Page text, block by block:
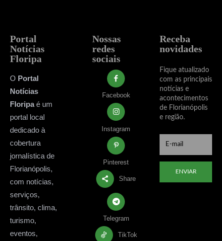
Portal
Notícias
Floripa
O Portal
Notícias
Floripaé um
portal local
dedicado à
cobertura
jornalística de
Florianópolis,
com notícias,
serviços,
trânsito, clima,
turismo,
eventos,
Nossas
redes
sociais
Facebook
Instagram
Pinterest
Share
Telegram
TikTok
Receba
novidades
Fique atualizado
com as principais
notícias e
acontecimentos
de Florianópolis
e região.
ENVIAR